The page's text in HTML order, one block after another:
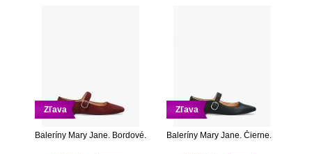
Zľava
Baleríny Mary Jane. Bordové.
Zľava
Baleríny Mary Jane. Čierne.